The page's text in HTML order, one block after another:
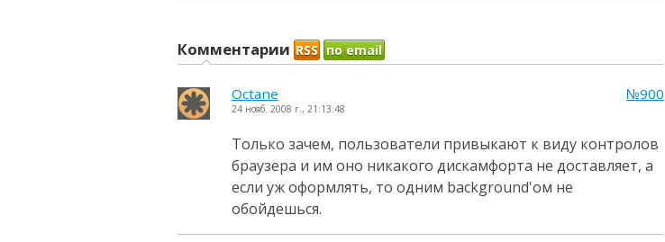
Комментарии RSS по email
№900
Octane
24 нояб. 2008 г., 21:13:48
Только зачем, пользователи привыкают к виду контролов
браузера и им оно никакого дискамфорта не доставляет, а
если уж оформлять, то одним background'ом не
обойдешься.